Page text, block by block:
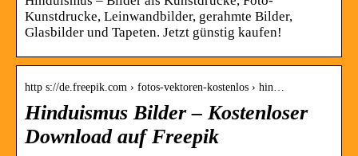
Kunstdrucke, Leinwandbilder, gerahmte Bilder,
Glasbilder und Tapeten. Jetzt günstig kaufen!
http s://de.freepik.com › fotos-vektoren-kostenlos › hin…
Hinduismus Bilder – Kostenloser
Download auf Freepik